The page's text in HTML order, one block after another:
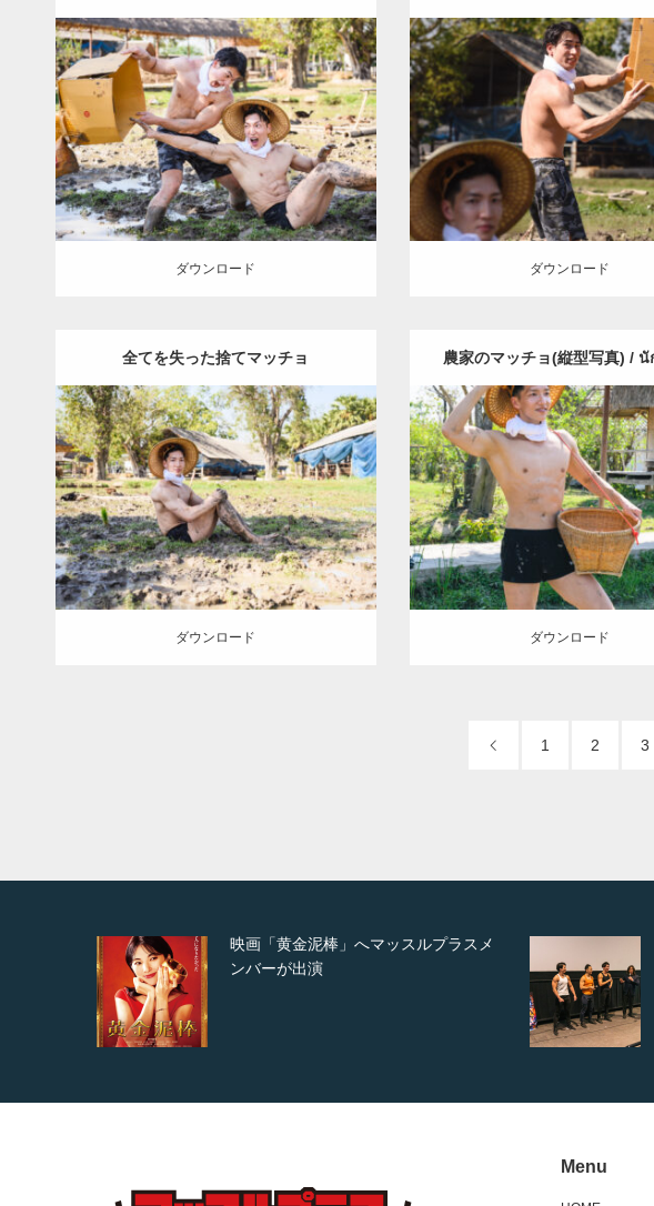
するマッチョ / นักกล้ามกำลังแย่งกล่อง
กระดาษของนักกล้ามที่โดนทิ้ง
Update:2023.02.25
Category:水牛とマッチョ（タイ）
Wacharaphop Tupsuk (Aun) /ウンさん
(タイ人) AKIHITO(細マッチョ)
SOSUKE 腹筋 捨てマッチョ スパンブ
リー県 (タイ)
ダウンロード
ダウンロード
型写真) / นักกล้ามโดนทิ้งถูกแย่
กระดาษ
Update:2023.02.25
Category:水牛とマッチョ（
Wacharaphop Tupsuk (Aun) /
(タイ人)
AKIHITO(細マッ
SOSUKE 上腕三頭筋 肩 捨て
スパンブリー県 (タイ)
ダウンロード
ダウンロード
全てを失った捨てマッチョ
Update:2023.02.25
Category:水牛とマッチョ（タイ）
Wacharaphop Tupsuk (Aun) /ウンさん
(タイ人) AKIHITO(細マッチョ) 捨てマ
ッチョ スパンブリー県 (タイ)
ダウンロード
ダウンロード
農家のマッチョ(縦型写真) /
เกษตรกร
Update:2023.02.25
Category:水牛とマッチョ（
Wacharaphop Tupsuk (Aun) /
(タイ人) AKIHITO(細マッチョ)
ブリー県 (タイ)
ダウンロード
ダウンロード
1 2 3
映画「メカバース」舞台挨拶へマッス
ルプラスメンバーが出演（3…
Menu